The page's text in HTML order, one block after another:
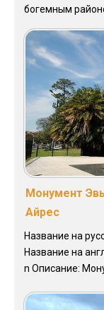
богемным
Монумент
Айрес
Название на
Название на
n Описание: